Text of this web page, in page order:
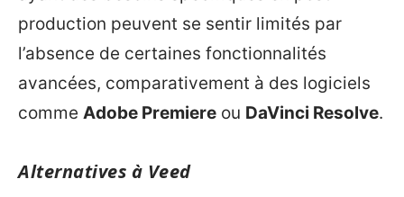
production peuvent se sentir limités par
l’absence de certaines fonctionnalités
avancées, comparativement à des logiciels
comme Adobe Premiere ou DaVinci Resolve.
Alternatives à Veed